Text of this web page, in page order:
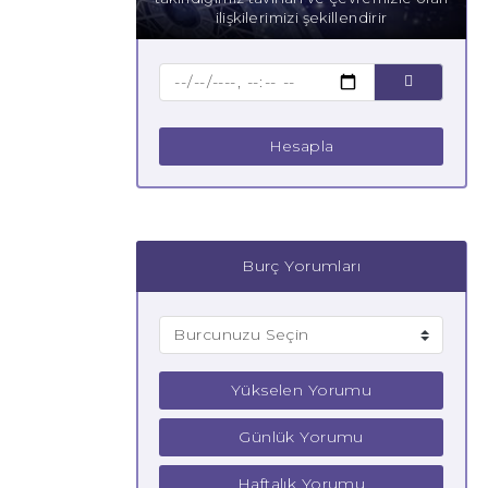
ilişkilerimizi şekillendirir
Hesapla
Burç Yorumları
Yükselen Yorumu
Günlük Yorumu
Haftalık Yorumu